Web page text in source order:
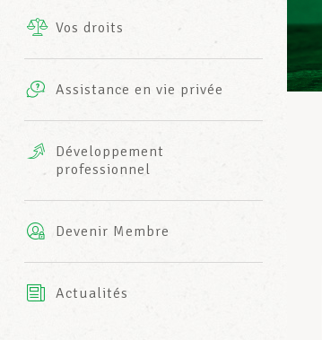
INFO-CENTER
Vos droits
Assistance en vie privée
complémentaires
AXA
Développement
professionnel
Devenir Membre
Actualités